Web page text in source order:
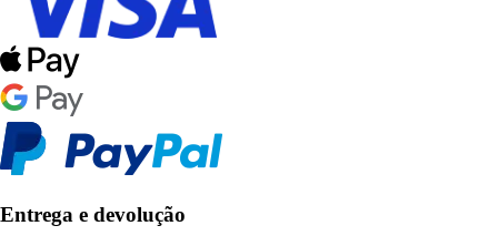
Entrega e devolução